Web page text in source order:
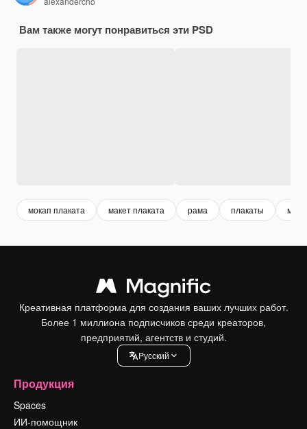
Вам также могут понравиться эти PSD
мокап плаката макет плаката рама плакаты
Креативная платформа для создания ваших лучших работ.
Более 1 миллиона подписчиков среди креаторов,
предприятий, агентств и студий.
Pусский
Продукция
Spaces
ИИ-помощник